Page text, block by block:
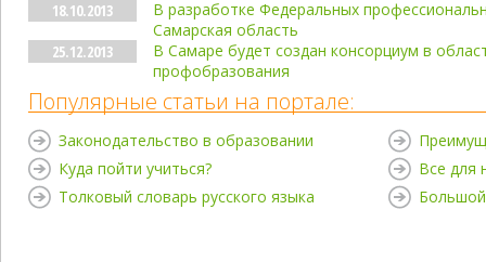
18.10.2013
В разработке Федеральных
Самарская область
25.12.2013
В Самаре будет создан консорциум в
профобразования
Популярные статьи на портале:
Законодательство в образовании
Куда пойти учиться?
Толковый словарь русского языка
Все для
Большой